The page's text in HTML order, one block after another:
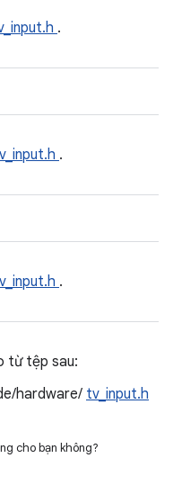
.
.
.
từ tệp sau:
hardware/ tv_input.h
cho bạn không?